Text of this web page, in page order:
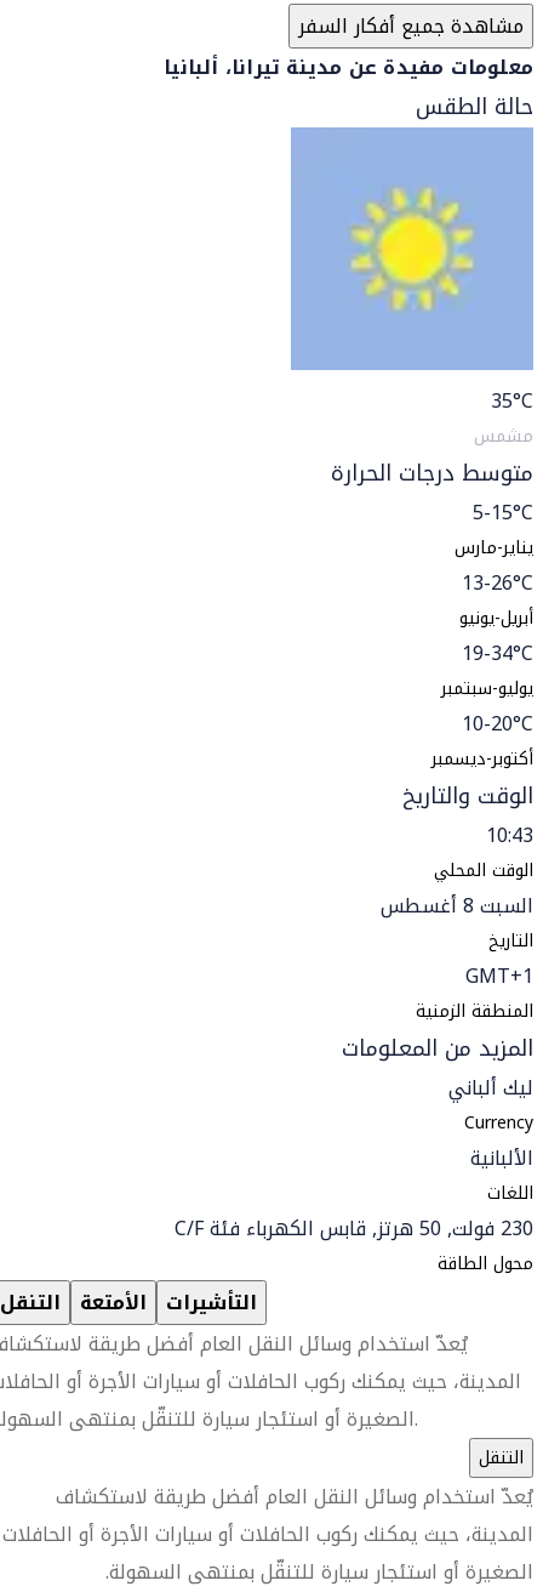
مشاهدة جميع أفكار السفر
معلومات مفيدة عن مدينة تيرانا، ألبانيا
حالة الطقس
35°C
مشمس
متوسط درجات الحرارة
5-15°C
يناير-مارس
13-26°C
أبريل-يونيو
19-34°C
يوليو-سبتمبر
10-20°C
أكتوبر-ديسمبر
الوقت والتاريخ
10:43
الوقت المحلي
السبت 8 أغسطس
التاريخ
GMT+1
المنطقة الزمنية
المزيد من المعلومات
ليك ألباني
Currency
الألبانية
اللغات
230 فولت, 50 هرتز, قابس الكهرباء فئة C/F
محول الطاقة
التنقل الأمتعة التأشيرات
يُعدّ استخدام وسائل النقل العام أفضل طريقة
المدينة، حيث يمكنك ركوب الحافلات أو سيارات الأجرة أو
الصغيرة أو استئجار سيارة للتنقّل بمنتهى السهولة.
التنقل
يُعدّ استخدام وسائل النقل العام أفضل طريقة لاستكشاف
المدينة، حيث يمكنك ركوب الحافلات أو سيارات الأجرة أو الحافلات
الصغيرة أو استئجار سيارة للتنقّل بمنتهى السهولة.